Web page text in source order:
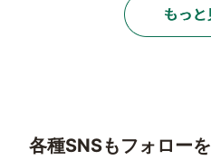
各種SNSもフォローを